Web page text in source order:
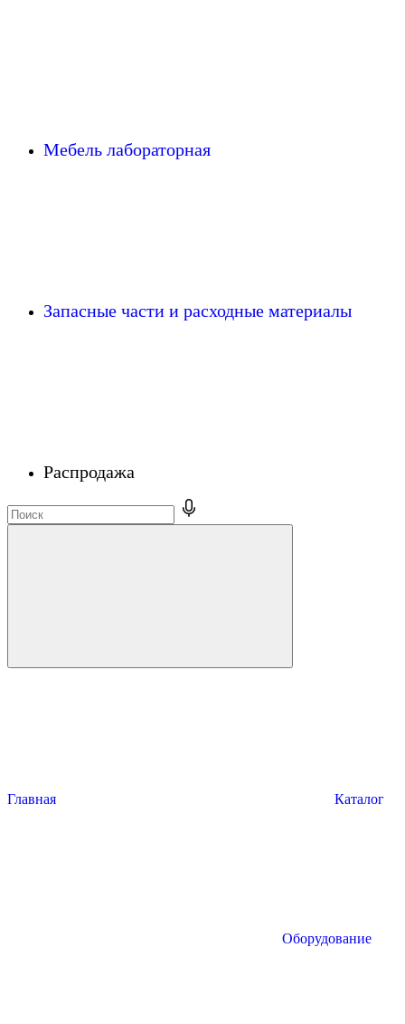
Мебель лабораторная
Запасные части и расходные материалы
Распродажа
Главная Каталог
Оборудование